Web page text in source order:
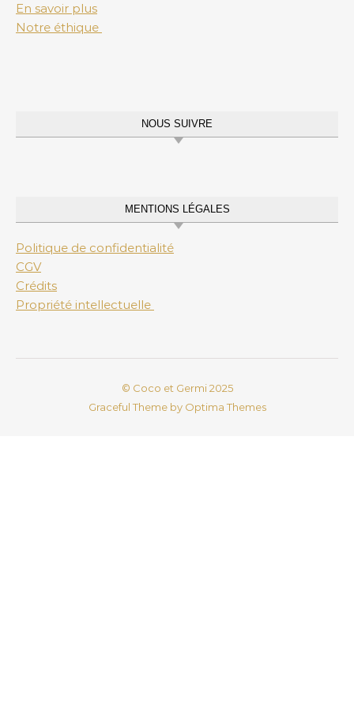
En savoir plus
Notre éthique
NOUS SUIVRE
MENTIONS LÉGALES
Politique de confidentialité
CGV
Crédits
Propriété intellectuelle
© Coco et Germi 2025
Graceful Theme by Optima Themes